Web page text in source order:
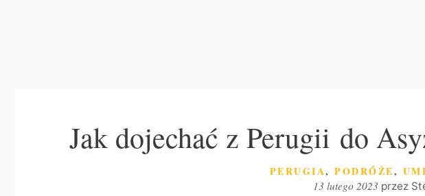
Jak dojechać z Perugii do
KATEGORIE
PERUGIA, PODRÓŻE,
13 lutego 2023 przez